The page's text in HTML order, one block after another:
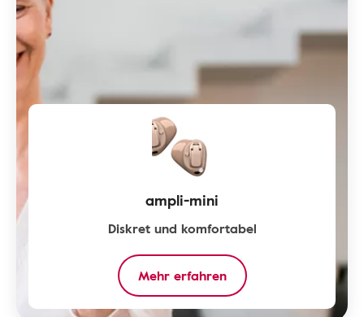
ampli-mini
Diskret und komfortabel
Mehr erfahren